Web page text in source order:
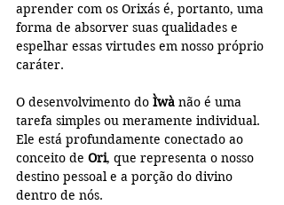
aprender com os Orixás é, portanto, uma
forma de absorver suas qualidades e
espelhar essas virtudes em nosso próprio
caráter.
O desenvolvimento do Ìwà não é uma
tarefa simples ou meramente individual.
Ele está profundamente conectado ao
conceito de Ori, que representa o nosso
destino pessoal e a porção do divino
dentro de nós.